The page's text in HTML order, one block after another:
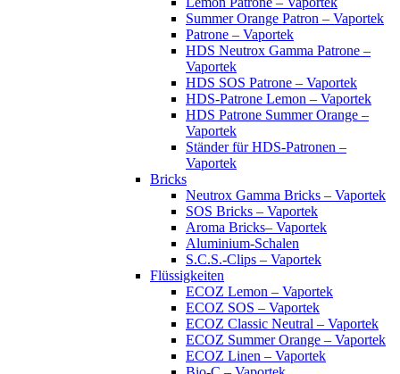
Summer Orange Patron – Vaportek
Patrone – Vaportek
HDS Neutrox Gamma Patrone –
Vaportek
HDS SOS Patrone – Vaportek
HDS-Patrone Lemon – Vaportek
HDS Patrone Summer Orange –
Vaportek
Ständer für HDS-Patronen –
Vaportek
Bricks
Neutrox Gamma Bricks – Vaportek
SOS Bricks – Vaportek
Aroma Bricks– Vaportek
Aluminium-Schalen
S.C.S.-Clips – Vaportek
Flüssigkeiten
ECOZ Lemon – Vaportek
ECOZ SOS – Vaportek
ECOZ Classic Neutral – Vaportek
ECOZ Summer Orange – Vaportek
ECOZ Linen – Vaportek